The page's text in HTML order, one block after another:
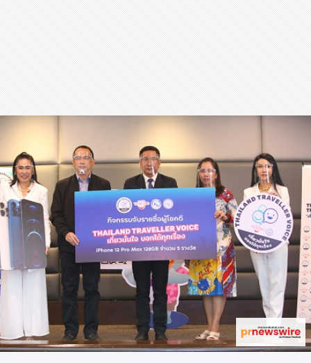
สุขภาพ
กีฬา
อาหาร, เครื่องดื่ม
ท่องเที่ยว
โรงแรม, ที่พัก
ประกัน
สัตว์เลี้ยง
ไอที
โทรศัพท์มือถือ
การศึกษา
ศิลปะ, วัฒนธรรม
ศาสนา
การเมือง